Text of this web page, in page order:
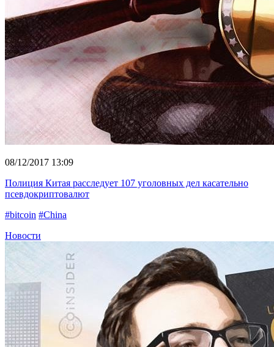
08/12/2017 13:09
Полиция Китая расследует 107 уголовных дел касательно
псевдокриптовалют
#bitcoin #China
Новости